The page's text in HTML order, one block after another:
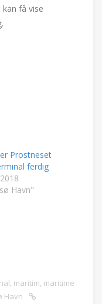
kan få vise
Prostneset
ferdig
Havn"
, maritim, maritime
Havn